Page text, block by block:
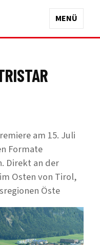
MENÜ
am 15. Juli
Formate
Direkt an der
Osten von Tirol,
Öste